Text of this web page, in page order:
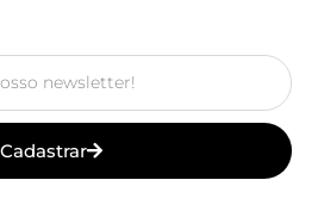
Cadastrar